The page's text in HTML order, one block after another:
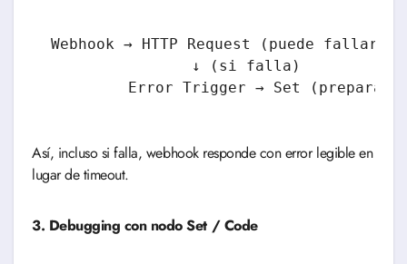
Webhook → HTTP Request (puede fallar) →
                ↓ (si falla)
Así, incluso si falla, webhook responde con error legible en
lugar de timeout.
3. Debugging con nodo Set / Code